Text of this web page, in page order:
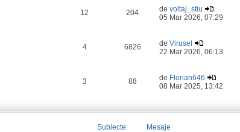
12 204 devoltaj_stiu
05 Mar 2026, 07:29
4 6826 deVirusel
22 Mar 2026, 06:13
3 88 de Florian646
08 Mar 2025, 13:42
Subiecte
Mesaje